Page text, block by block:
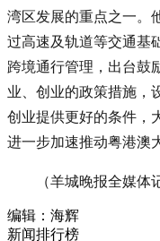
湾区发展的重点之一。
过高速及轨道等交通基
跨境通行管理，出台鼓
业、创业的政策措施，
创业提供更好的条件，
进一步加速推动粤港澳
（羊城晚报全媒体
编辑：海辉
新闻排行榜